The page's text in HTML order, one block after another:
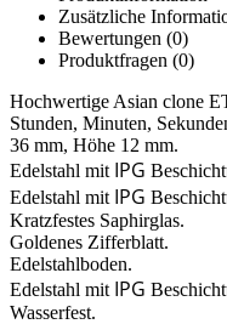
Zusätzliche
Bewertungen (0)
Produktfragen (0)
Hochwertige Asian clone
Stunden, Minuten,
36 mm, Höhe 12 mm.
Edelstahl mit IPG
Edelstahl mit IPG
Kratzfestes Saphirglas.
Goldenes Zifferblatt.
Edelstahlboden.
Edelstahl mit IPG
Wasserfest.